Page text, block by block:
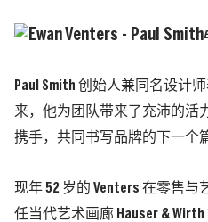
Paul Smith 创始人兼同名设计
来，他为团队带来了充沛的活
携手，共同书写品牌的下一个
现年 52 岁的 Venters 在零售
任当代艺术画廊 Hauser &